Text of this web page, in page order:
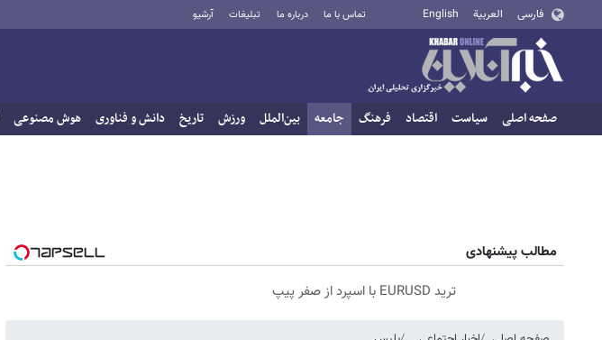
فارسی العربية English تماس با ما درباره ما تبلیغات آرشیو
صفحه اصلی سیاست اقتصاد فرهنگ جامعه بین‌الملل ورزش تاریخ دانش و فناوری هوش مصنوعی
مطالب پیشنهادی
ترید EURUSD با اسپرد از صفر پیپ